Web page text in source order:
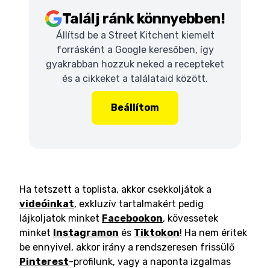
Találj ránk könnyebben!
Állítsd be a Street Kitchent kiemelt
forrásként a Google keresőben, így
gyakrabban hozzuk neked a recepteket
és a cikkeket a találataid között.
Beállítom
Ha tetszett a toplista, akkor csekkoljátok a
videóinkat, exkluzív tartalmakért pedig
lájkoljatok minket Facebookon, kövessetek
minket Instagramon és Tiktokon! Ha nem éritek
be ennyivel, akkor irány a rendszeresen frissülő
Pinterest-profilunk, vagy a naponta izgalmas